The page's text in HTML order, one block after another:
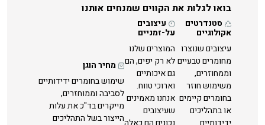
בואו לגלות את הקווים שמנחים אותנו
סטנדרטים
אקולוגיים
עיצובים שנוצרו
מחומרים טבעיים
וממחוזרים,
משימוש חוזר
בחומרים קיימים
או בתהליכים
עיצובים
על-זמניים
המוצרים שלנו
לא רק יפים, הם
גם איכותיים
וארוכי טווח.
אנחנו מאמינים
שעיצובים
מחיר הוגן
שימוש בחומרים ידידותיים
לסביבה וממוחזרים,
מייקרים בד"כ את עלות
הייצור בשל התהליכים